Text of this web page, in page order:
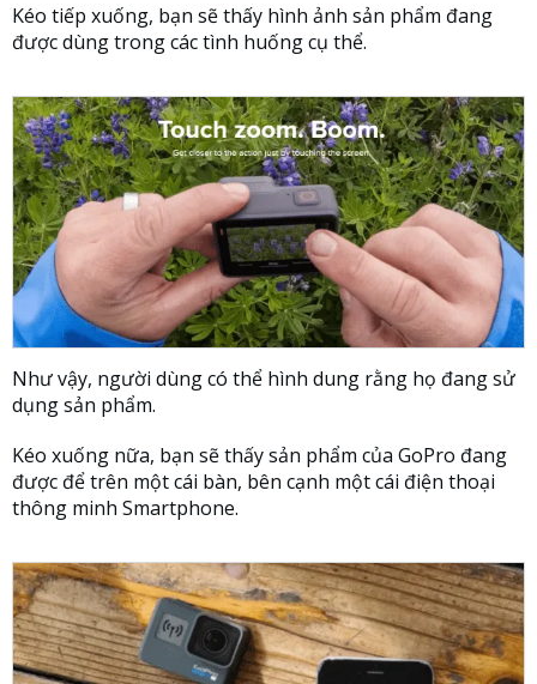
Kéo tiếp xuống, bạn sẽ thấy hình ảnh sản phẩm đang
được dùng trong các tình huống cụ thể.
Như vậy, người dùng có thể hình dung rằng họ đang sử
dụng sản phẩm.
Kéo xuống nữa, bạn sẽ thấy sản phẩm của GoPro đang
được để trên một cái bàn, bên cạnh một cái điện thoại
thông minh Smartphone.